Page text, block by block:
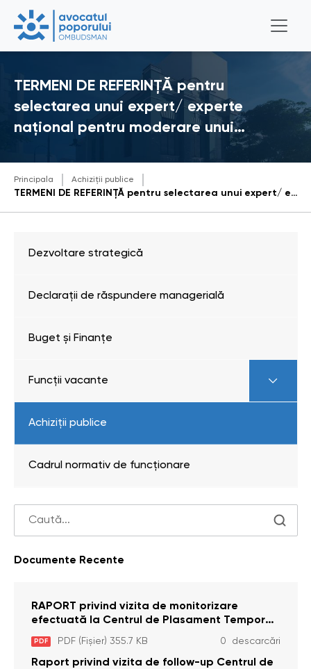
TERMENI DE REFERINȚĂ pentru
selectarea unui expert/ experte
național pentru moderare unui…
Principala Achiziții publice
TERMENI DE REFERINȚĂ pentru selectarea unui expert/ experte național pentru moderare unui training cuprivire la cele mai recente instrumente și tendințe internaționale în domeniulabordării bazate pe drepturile omului care pot fi implicate în practicaOficiului Avocatului Poporului(Instituției Naționale pentru Drepturile Omului)
Dezvoltare strategică
Declarații de răspundere managerială
Buget și Finanțe
Funcții vacante
Achiziții publice
Cadrul normativ de funcționare
Documente Recente
RAPORT privind vizita de monitorizare
efectuată la Centrul de Plasament Temporar
pentru Persoane cu Dizabilități (Adulte) din s.
Brînzeni, r. Edineț, din data de 25 mai 2026
PDF PDF (Fișier) 355.7 KB 0 descarcări
Raport privind vizita de follow-up Centrul de